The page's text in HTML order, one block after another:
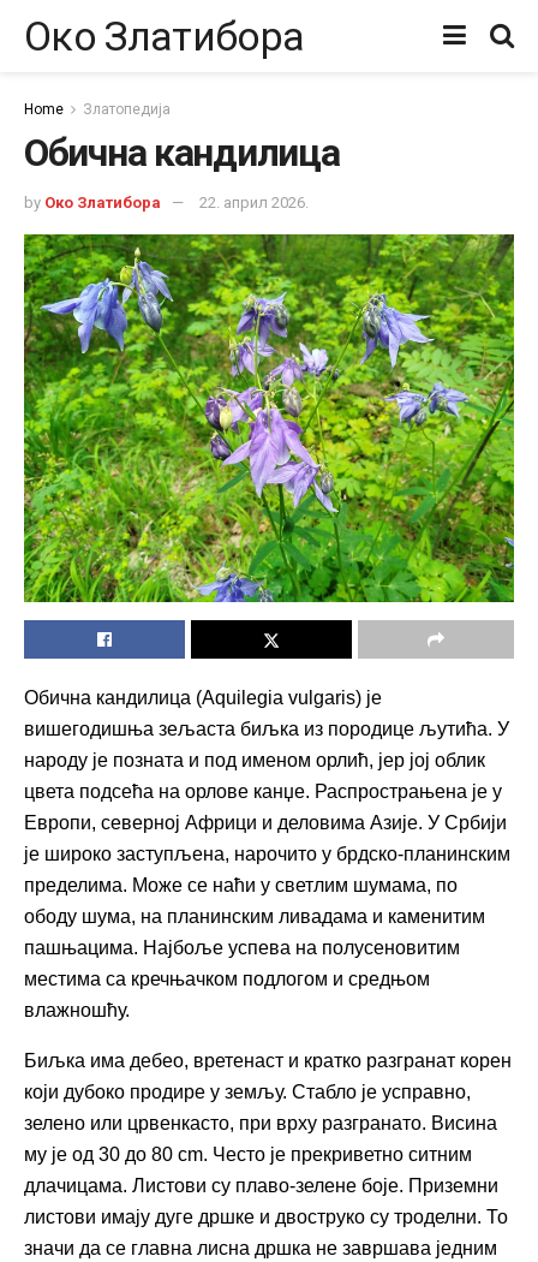
Око Златибора
Home Златопедија
Обична кандилица
by Око Златибора 22. април 2026.
Обична кандилица (Aquilegia vulgaris) је
вишегодишња зељаста биљка из породице љутића. У
народу је позната и под именом орлић, јер јој облик
цвета подсећа на орлове канџе. Распрострањена је у
Европи, северној Африци и деловима Азије. У Србији
је широко заступљена, нарочито у брдско-планинским
пределима. Може се наћи у светлим шумама, по
ободу шума, на планинским ливадама и каменитим
пашњацима. Најбоље успева на полусеновитим
местима са кречњачком подлогом и средњом
влажношћу.
Биљка има дебео, вретенаст и кратко разгранат корен
који дубоко продире у земљу. Стабло је усправно,
зелено или црвенкасто, при врху разгранато. Висина
му је од 30 до 80 cm. Често је прекриветно ситним
длачицама. Листови су плаво-зелене боје. Приземни
листови имају дуге дршке и двоструко су троделни. То
значи да се главна лисна дршка не завршава једним